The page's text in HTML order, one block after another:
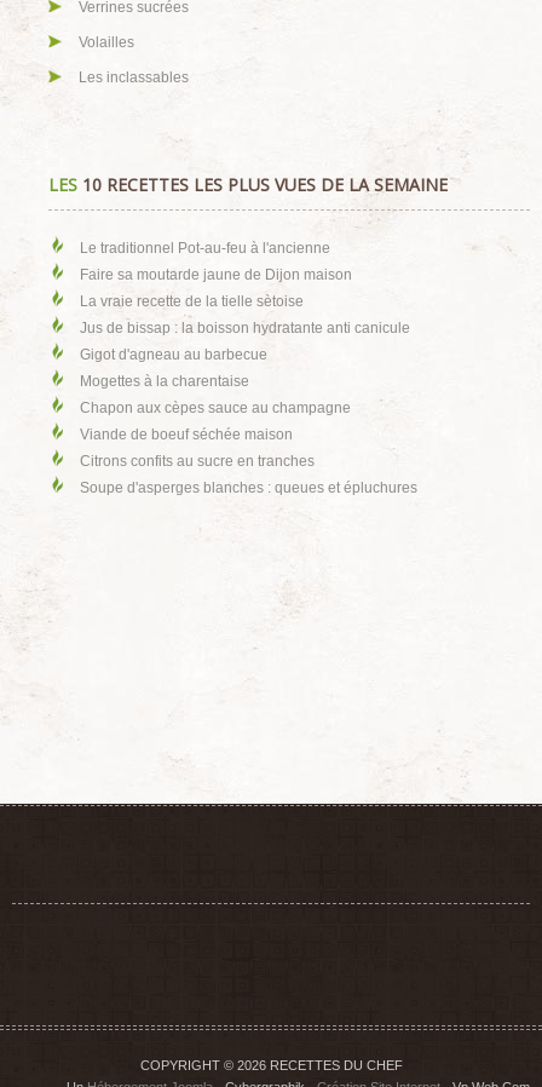
Verrines sucrées
Volailles
Les inclassables
LES 10 RECETTES LES PLUS VUES DE LA SEMAINE
Le traditionnel Pot-au-feu à l'ancienne
Faire sa moutarde jaune de Dijon maison
La vraie recette de la tielle sètoise
Jus de bissap : la boisson hydratante anti canicule
Gigot d'agneau au barbecue
Mogettes à la charentaise
Chapon aux cèpes sauce au champagne
Viande de boeuf séchée maison
Citrons confits au sucre en tranches
Soupe d'asperges blanches : queues et épluchures
COPYRIGHT © 2026 RECETTES DU CHEF